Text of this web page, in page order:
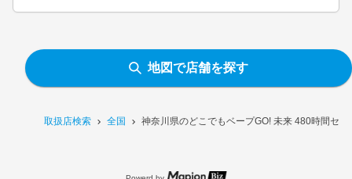
取扱店検索 全国 神奈川県のどこでもベープGO! 未来 480時間セ
地図で店舗を探す